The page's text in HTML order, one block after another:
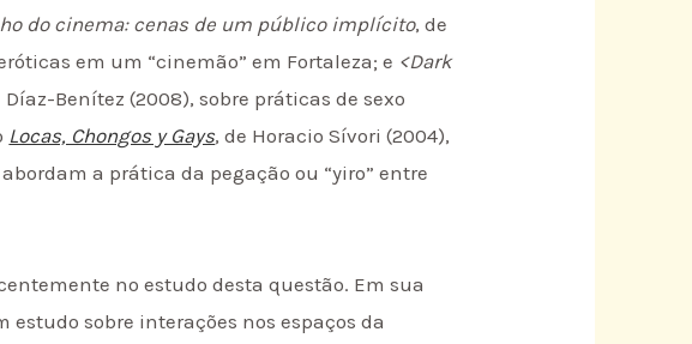
do cinema: cenas de um público implícito, de
em um “cinemão” em Fortaleza; e <Dark
Benítez (2008), sobre práticas de sexo
Locas, Chongos y Gays, de Horacio Sívori (2004),
a prática da pegação ou “yiro” entre
no estudo desta questão. Em sua
estudo sobre interações nos espaços da